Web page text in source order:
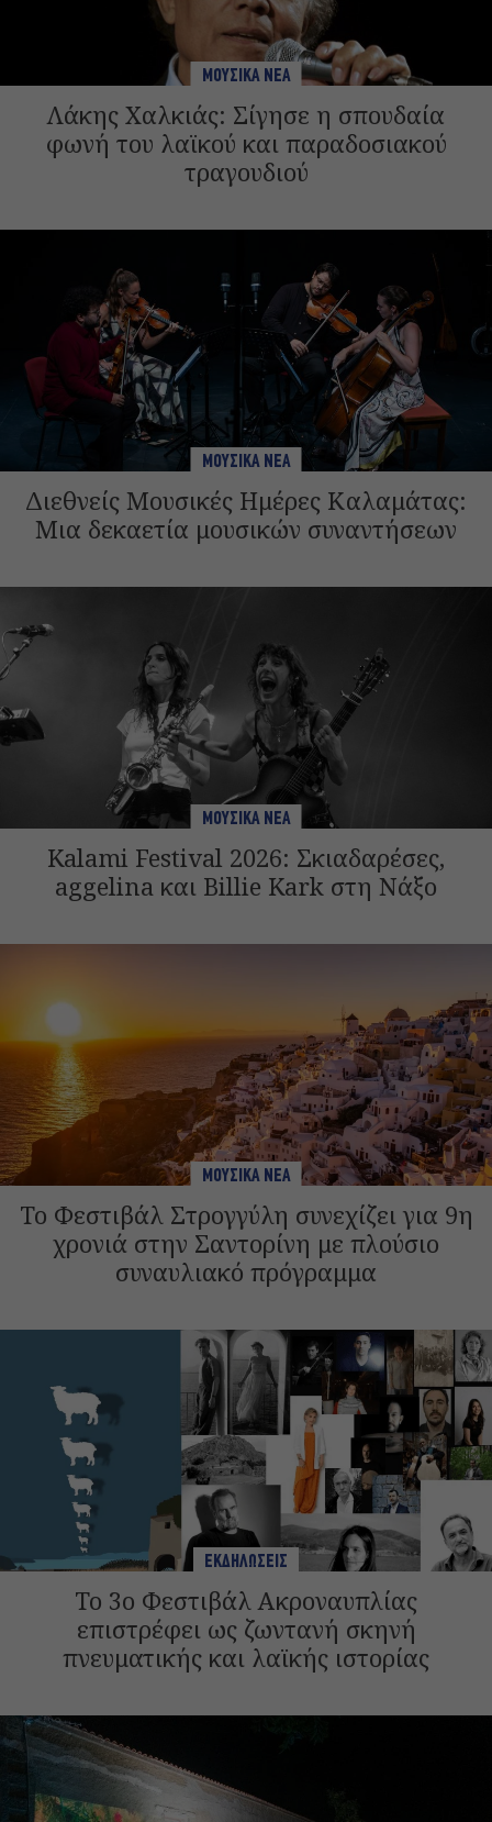
ΜΟΥΣΙΚΑ ΝΕΑ
Λάκης Χαλκιάς: Σίγησε η σπουδαία
φωνή του λαϊκού και παραδοσιακού
τραγουδιού
ΜΟΥΣΙΚΑ ΝΕΑ
Διεθνείς Μουσικές Ημέρες Καλαμάτας:
Μια δεκαετία μουσικών συναντήσεων
ΜΟΥΣΙΚΑ ΝΕΑ
Kalami Festival 2026: Σκιαδαρέσες,
aggelina και Billie Kark στη Νάξο
ΜΟΥΣΙΚΑ ΝΕΑ
Το Φεστιβάλ Στρογγύλη συνεχίζει για 9η
χρονιά στην Σαντορίνη με πλούσιο
συναυλιακό πρόγραμμα
ΕΚΔΗΛΩΣΕΙΣ
Το 3ο Φεστιβάλ Ακροναυπλίας
επιστρέφει ως ζωντανή σκηνή
πνευματικής και λαϊκής ιστορίας